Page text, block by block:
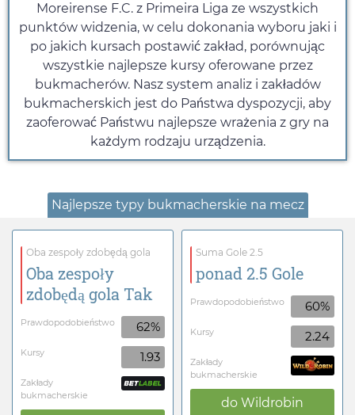
Moreirense F.C. z Primeira Liga ze wszystkich
punktów widzenia, w celu dokonania wyboru jaki i
po jakich kursach postawić zakład, porównując
wszystkie najlepsze kursy oferowane przez
bukmacherów. Nasz system analiz i zakładów
bukmacherskich jest do Państwa dyspozycji, aby
zaoferować Państwu najlepsze wrażenia z gry na
każdym rodzaju urządzenia.
Najlepsze typy bukmacherskie na mecz
Oba zespoły zdobędą gola
Oba zespoły
zdobędą gola Tak
Prawdopodobieństwo 62%
Kursy 1.93
Zakłady
bukmacherskie
Suma Gole 2.5
ponad 2.5 Gole
Prawdopodobieństwo 60%
Kursy 2.24
Zakłady
bukmacherskie
do Wildrobin